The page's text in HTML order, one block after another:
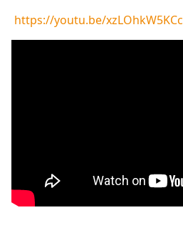
https://youtu.be/xzLOhkW5KCc